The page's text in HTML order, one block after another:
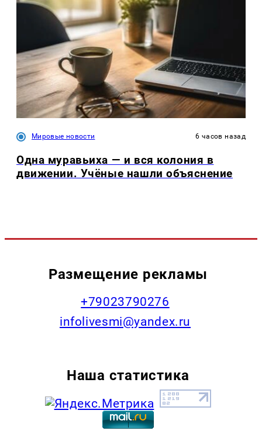
Мировые новости 6 часов назад
Одна муравьиха — и вся колония в
движении. Учёные нашли объяснение
Размещение рекламы
+79023790276
infolivesmi@yandex.ru
Наша статистика